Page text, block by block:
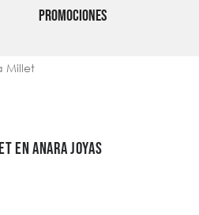
PROMOCIONES
Millet
EN ANARA JOYAS